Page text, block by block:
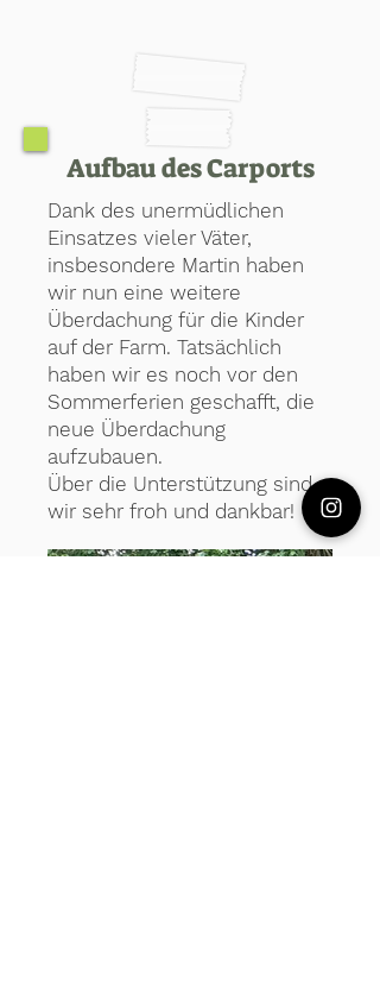
Aufbau des Carports
Dank des unermüdlichen
Einsatzes vieler Väter,
insbesondere Martin haben
wir nun eine weitere
Überdachung für die Kinder
auf der Farm. Tatsächlich
haben wir es noch vor den
Sommerferien geschafft, die
neue Überdachung
aufzubauen.
Über die Unterstützung sind
wir sehr froh und dankbar!